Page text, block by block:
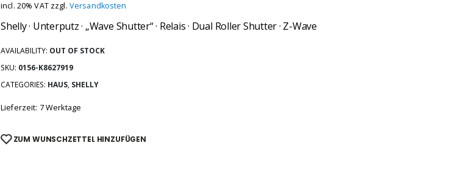
incl. 20% VAT zzgl. Versandkosten
Shelly · Unterputz · „Wave Shutter“ · Relais · Dual Roller Shutter · Z-Wave
AVAILABILITY: OUT OF STOCK
SKU: 0156-K8627919
CATEGORIES: HAUS, SHELLY
Lieferzeit: 7 Werktage
ZUM WUNSCHZETTEL HINZUFÜGEN